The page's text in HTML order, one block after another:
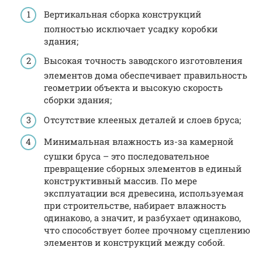
Вертикальная сборка конструкций
полностью исключает усадку коробки
здания;
Высокая точность заводского изготовления
элементов дома обеспечивает правильность
геометрии объекта и высокую скорость
сборки здания;
Отсутствие клееных деталей и слоев бруса;
Минимальная влажность из-за камерной
сушки бруса – это последовательное
превращение сборных элементов в единый
конструктивный массив. По мере
эксплуатации вся древесина, используемая
при строительстве, набирает влажность
одинаково, а значит, и разбухает одинаково,
что способствует более прочному сцеплению
элементов и конструкций между собой.